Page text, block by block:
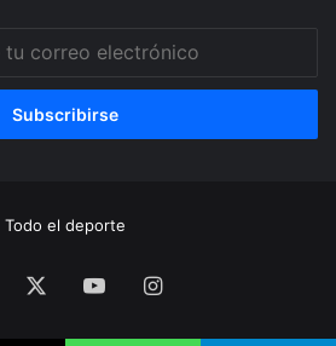
Todo el deporte
Facebook YouTubeInstagram